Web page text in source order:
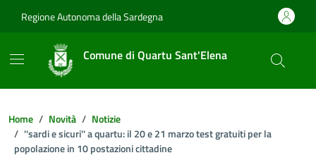
Regione Autonoma della Sardegna
Comune di Quartu Sant'Elena
Home Novità
Notizie
''sardi e sicuri'' a quartu: il 20 e 21 marzo test gratuiti per la
popolazione in 10 postazioni cittadine